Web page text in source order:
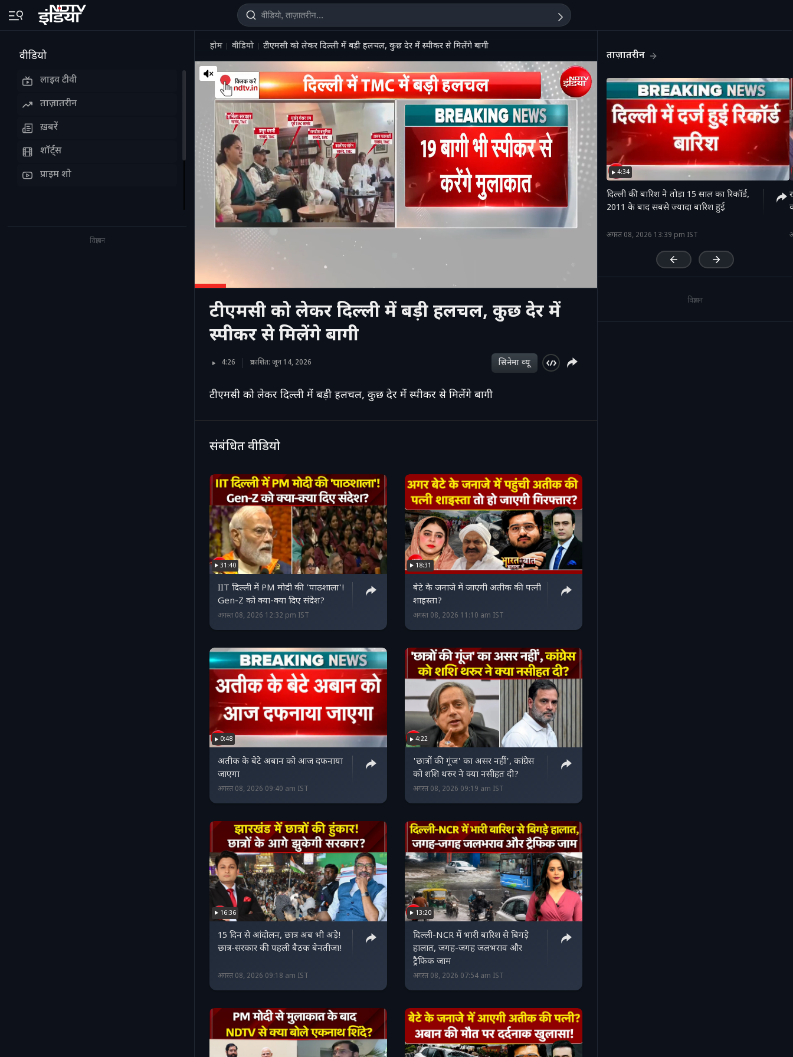
वीडियो
लाइव टीवी
ताज़ातरीन
ख़बरें
शॉर्ट्स
प्राइम शो
विज्ञापन
होम वीडियो टीएमसी को लेकर दिल्ली में बड़ी हलचल, कुछ देर में स्पीकर से मिलेंगे बागी
'
टीएमसी को लेकर दिल्ली में बड़ी हलचल, कुछ देर में
स्पीकर से मिलेंगे बागी
4:26 प्रकाशित: जून 14, 2026 सिनेमा व्‍यू
टीएमसी को लेकर दिल्ली में बड़ी हलचल, कुछ देर में स्पीकर से मिलेंगे बागी
संबंधित वीडियो
31:40
IIT दिल्ली में PM मोदी की 'पाठशाला'!
Gen-Z को क्या-क्या दिए संदेश?
अगस्त 08, 2026 12:32 pm IST
18:31
बेटे के जनाजे में जाएगी अतीक की पत्नी
शाइस्ता?
अगस्त 08, 2026 11:10 am IST
0:48
अतीक के बेटे अबान को आज दफनाया
जाएगा
अगस्त 08, 2026 09:40 am IST
4:22
'छात्रों की गूंज' का असर नहीं', कांग्रेस
को शशि थरुर ने क्या नसीहत दी?
अगस्त 08, 2026 09:19 am IST
16:36
15 दिन से आंदोलन, छात्र अब भी अड़े!
छात्र-सरकार की पहली बैठक बेनतीजा!
अगस्त 08, 2026 09:18 am IST
13:20
दिल्ली-NCR में भारी बारिश से बिगड़े
हालात, जगह-जगह जलभराव और
ट्रैफिक जाम
अगस्त 08, 2026 07:54 am IST
ताज़ातरीन
4:34
दिल्ली की बारिश ने तोड़ा 15 साल का रिकॉर्ड,
2011 के बाद सबसे ज्यादा बारिश हुई
अगस्त 08, 2026 13:39 pm IST
विज्ञापन